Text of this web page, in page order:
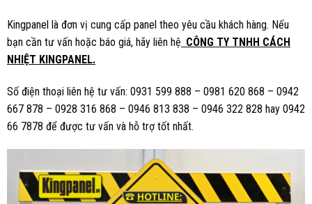
Kingpanel là đơn vị cung cấp panel theo yêu cầu khách hàng. Nếu
bạn cần tư vấn hoặc báo giá, hãy liên hệ CÔNG TY TNHH CÁCH
NHIỆT KINGPANEL.
Số điện thoại liên hệ tư vấn: 0931 599 888 – 0981 620 868 – 0942
667 878 – 0928 316 868 – 0946 813 838 – 0946 322 828 hay 0942
66 7878 để được tư vấn và hỗ trợ tốt nhất.